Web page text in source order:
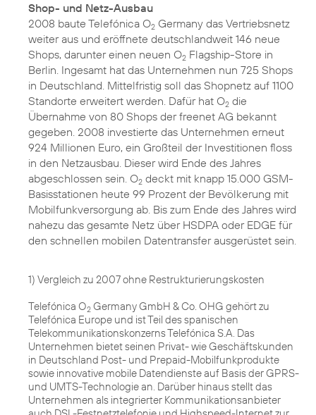
Shop- und Netz-Ausbau
2008 baute Telefónica O2 Germany das Vertriebsnetz
weiter aus und eröffnete deutschlandweit 146 neue
Shops, darunter einen neuen O2 Flagship-Store in
Berlin. Ingesamt hat das Unternehmen nun 725 Shops
in Deutschland. Mittelfristig soll das Shopnetz auf 1100
Standorte erweitert werden. Dafür hat O2 die
Übernahme von 80 Shops der freenet AG bekannt
gegeben. 2008 investierte das Unternehmen erneut
924 Millionen Euro, ein Großteil der Investitionen floss
in den Netzausbau. Dieser wird Ende des Jahres
abgeschlossen sein. O2 deckt mit knapp 15.000 GSM-
Basisstationen heute 99 Prozent der Bevölkerung mit
Mobilfunkversorgung ab. Bis zum Ende des Jahres wird
nahezu das gesamte Netz über HSDPA oder EDGE für
den schnellen mobilen Datentransfer ausgerüstet sein.
1) Vergleich zu 2007 ohne Restrukturierungskosten
Telefónica O2 Germany GmbH & Co. OHG gehört zu
Telefónica Europe und ist Teil des spanischen
Telekommunikationskonzerns Telefónica S.A. Das
Unternehmen bietet seinen Privat- wie Geschäftskunden
in Deutschland Post- und Prepaid-Mobilfunkprodukte
sowie innovative mobile Datendienste auf Basis der GPRS-
und UMTS-Technologie an. Darüber hinaus stellt das
Unternehmen als integrierter Kommunikationsanbieter